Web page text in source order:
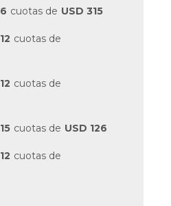
6 cuotas de USD 315
12 cuotas de
12 cuotas de
15 cuotas de USD 126
12 cuotas de